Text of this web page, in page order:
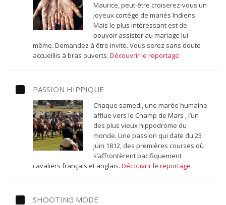
Maurice, peut-être croiserez-vous un
joyeux cortège de mariés Indiens.
Mais le plus intéressant est de
pouvoir assister au mariage lui-
même. Demandez à être invité. Vous serez sans doute
accueillis à bras ouverts. Découvrir le reportage
PASSION HIPPIQUE
Chaque samedi, une marée humaine
afflue vers le Champ de Mars , l’un
des plus vieux hippodrome du
monde. Une passion qui date du 25
juin 1812, des premières courses où
s’affrontèrent pacifiquement
cavaliers français et anglais. Découvrir le reportage
SHOOTING MODE